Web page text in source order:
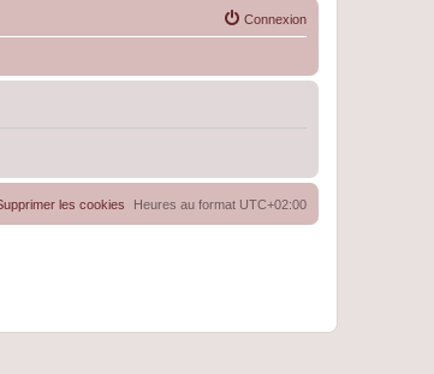
Connexion
Heures au format UTC+02:00
les cookies